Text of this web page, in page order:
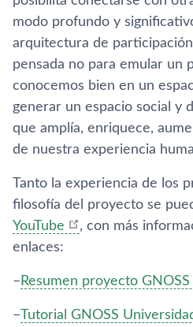
modo profundo y
arquitectura de
pensada no para emular un
conocemos bien en un
generar un espacio social y
que amplí­a, enriquece,
de nuestra experiencia
Tanto la experiencia de los
filosofí­a del proyecto se
YouTube
, con más
enlaces:
– Resumen proyecto
–Tutorial GNOSS